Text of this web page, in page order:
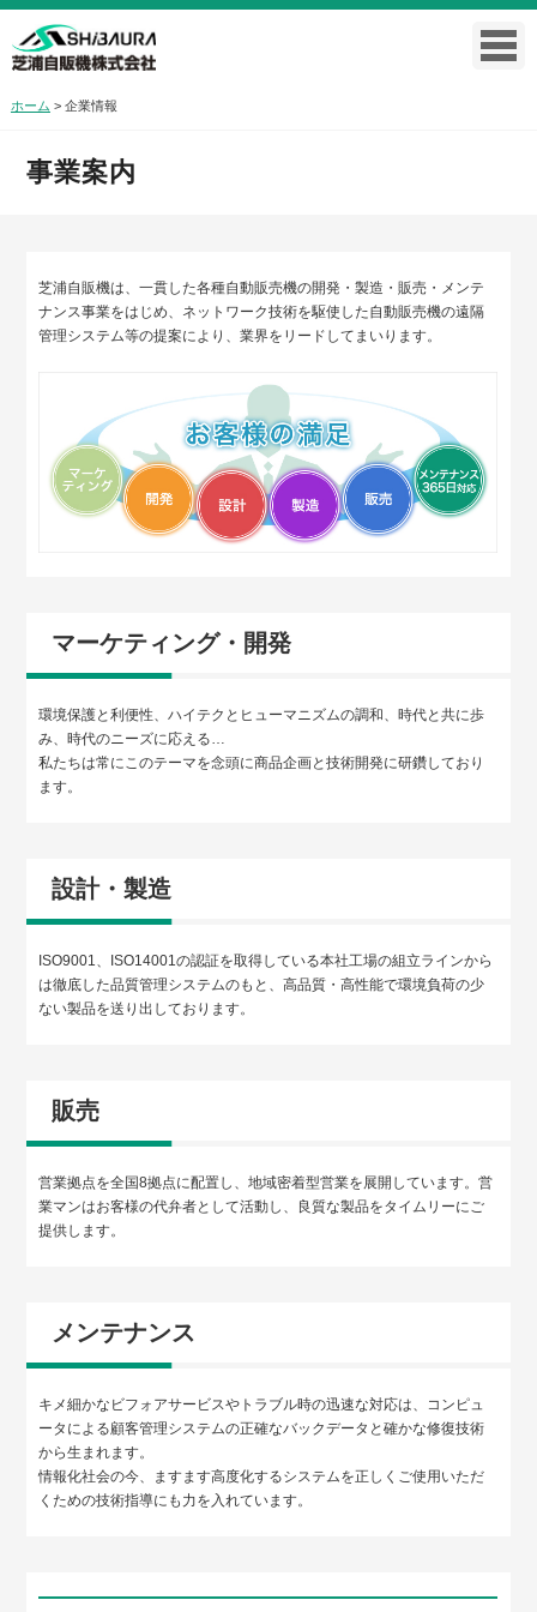
ホーム > 企業情報
事業案内
芝浦自販機は、一貫した各種自動販売機の開発・製造・販売・メンテ
ナンス事業をはじめ、ネットワーク技術を駆使した自動販売機の遠隔
管理システム等の提案により、業界をリードしてまいります。
マーケティング・開発
環境保護と利便性、ハイテクとヒューマニズムの調和、時代と共に歩
み、時代のニーズに応える…
私たちは常にこのテーマを念頭に商品企画と技術開発に研鑽しており
ます。
設計・製造
ISO9001、ISO14001の認証を取得している本社工場の組立ラインから
は徹底した品質管理システムのもと、高品質・高性能で環境負荷の少
ない製品を送り出しております。
販売
営業拠点を全国8拠点に配置し、地域密着型営業を展開しています。営
業マンはお客様の代弁者として活動し、良質な製品をタイムリーにご
提供します。
メンテナンス
キメ細かなビフォアサービスやトラブル時の迅速な対応は、コンピュ
ータによる顧客管理システムの正確なバックデータと確かな修復技術
から生まれます。
情報化社会の今、ますます高度化するシステムを正しくご使用いただ
くための技術指導にも力を入れています。